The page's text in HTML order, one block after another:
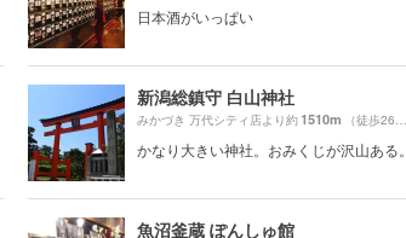
日本酒がいっぱい
新潟総鎮守 白山神社
みかづき 万代シティ店より約1510m （徒歩26分）
かなり大きい神社。おみくじが沢山ある。
魚沼釜蔵 ぽんしゅ館